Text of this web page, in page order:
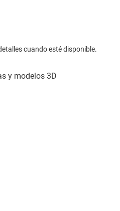
cuando esté disponible.